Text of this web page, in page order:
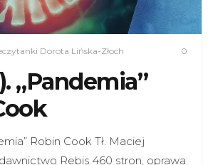
Dorota Lińska-Złoch 0
„Pandemia”
Robin Cook Tł. Maciej
Rebis 460 stron, oprawa